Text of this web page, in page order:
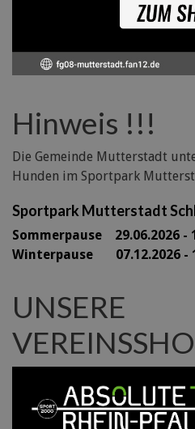
Hinweis !!!
Die Gemeinde Mutterstadt
Hunden im Sportpark
Sportpark Mutterstadt
Sommerpause 29.06.2026 -
Winterpause 07.12.2026 -
UNSERE